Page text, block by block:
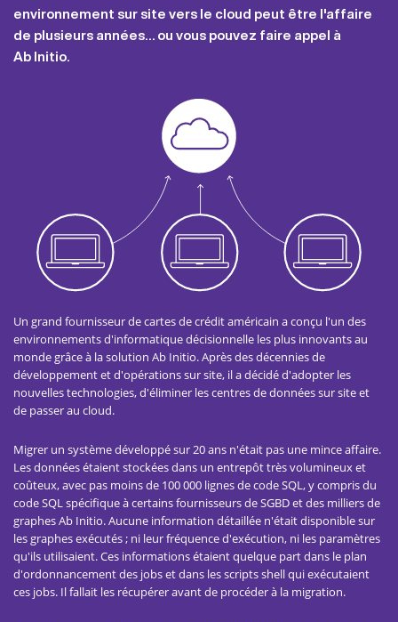
environnement sur site vers le cloud peut être l'affaire
de plusieurs années… ou vous pouvez faire appel à
Ab Initio.
Un grand fournisseur de cartes de crédit américain a conçu l'un des
environnements d'informatique décisionnelle les plus innovants au
monde grâce à la solution Ab Initio. Après des décennies de
développement et d'opérations sur site, il a décidé d'adopter les
nouvelles technologies, d'éliminer les centres de données sur site et
de passer au cloud.
Migrer un système développé sur 20 ans n'était pas une mince affaire.
Les données étaient stockées dans un entrepôt très volumineux et
coûteux, avec pas moins de 100 000 lignes de code SQL, y compris du
code SQL spécifique à certains fournisseurs de SGBD et des milliers de
graphes Ab Initio. Aucune information détaillée n'était disponible sur
les graphes exécutés ; ni leur fréquence d'exécution, ni les paramètres
qu'ils utilisaient. Ces informations étaient quelque part dans le plan
d'ordonnancement des jobs et dans les scripts shell qui exécutaient
ces jobs. Il fallait les récupérer avant de procéder à la migration.